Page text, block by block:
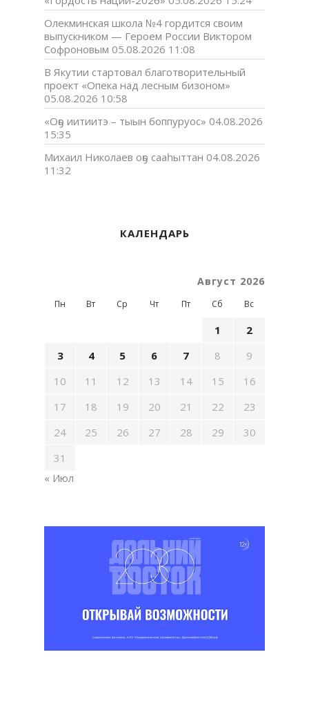
Олекминская школа №4 гордится своим
выпускником — Героем России Виктором
Софроновым 05.08.2026 11:08
В Якутии стартовал благотворительный
проект «Опека над лесным бизоном»
05.08.2026 10:58
«Оҕо иитиитэ – тыын боппуруос» 04.08.2026
15:35
Михаил Николаев оҕо сааһыттан 04.08.2026
11:32
КАЛЕНДАРЬ
Август 2026
Пн Вт Ср Чт Пт Сб Вс
1
2
3
4 5 6 7 8
9
10
11 12 13 14 15
16
17
18 19 20 21 22
23
24
25 26 27 28 29
30
31
« Июл